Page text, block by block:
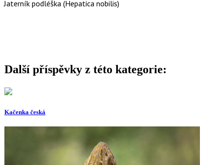
Jaterník podléška (Hepatica nobilis)
Další příspěvky z této kategorie:
Kačenka česká